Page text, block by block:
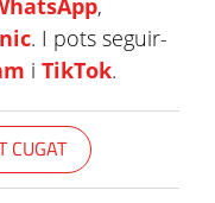
,
. I pots seguir-
i TikTok.
CUGAT